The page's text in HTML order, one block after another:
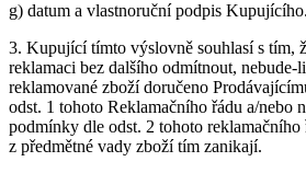
g) datum a vlastnoruční podpis Kupujícího.
3. Kupující tímto výslovně souhlasí s tím,
reklamaci bez dalšího odmítnout, nebude-
reklamované zboží doručeno
odst. 1 tohoto Reklamačního řádu a/nebo
podmínky dle odst. 2 tohoto
z předmětné vady zboží tím zanikají.